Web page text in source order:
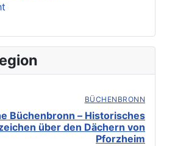
BÜCHENBRONN
Büchenbronn – Historisches
über den Dächern von
Pforzheim